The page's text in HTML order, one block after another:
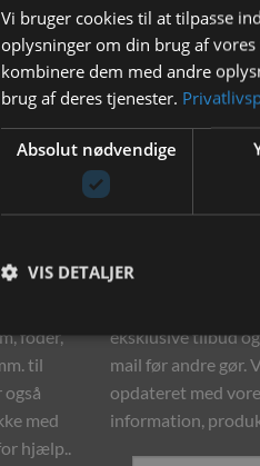
bold
kr.Prisinterval:
29,00 kr.
til
foder,
til
med
hjælp..
eksklusive tilbud
mail før andre gør.
opdateret med
information,
Vi bruger cookies til at tilpasse
oplysninger om din brug af
kombinere dem med andre
brug af deres tjenester.
Absolut nødvendige
VIS DETALJER